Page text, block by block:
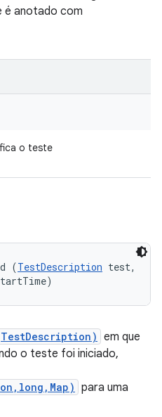
é anotado com
o teste
(TestDescription test,
em que
o teste foi iniciado,
para uma